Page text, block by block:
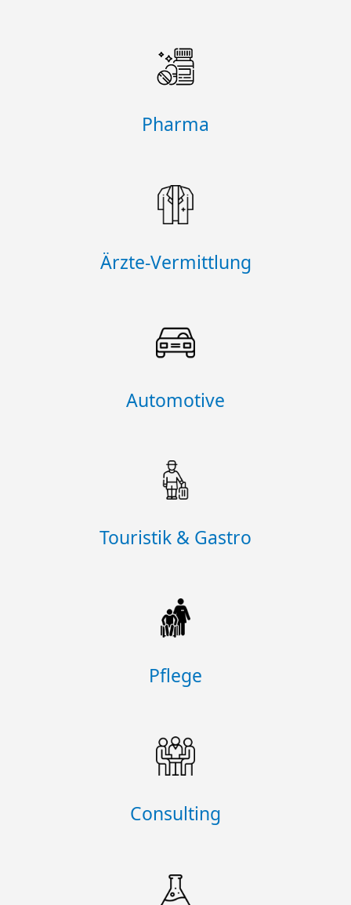
Pharma
Ärzte-Vermittlung
Automotive
Touristik & Gastro
Pflege
Consulting